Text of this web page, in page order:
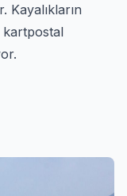
Kayalıkların
kartpostal